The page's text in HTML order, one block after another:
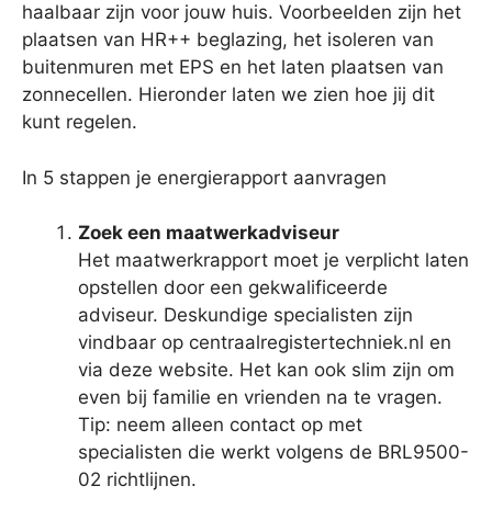
haalbaar zijn voor jouw huis. Voorbeelden zijn het
plaatsen van HR++ beglazing, het isoleren van
buitenmuren met EPS en het laten plaatsen van
zonnecellen. Hieronder laten we zien hoe jij dit
kunt regelen.
In 5 stappen je energierapport aanvragen
Zoek een maatwerkadviseur
Het maatwerkrapport moet je verplicht laten
opstellen door een gekwalificeerde
adviseur. Deskundige specialisten zijn
vindbaar op centraalregistertechniek.nl en
via deze website. Het kan ook slim zijn om
even bij familie en vrienden na te vragen.
Tip: neem alleen contact op met
specialisten die werkt volgens de BRL9500-
02 richtlijnen.